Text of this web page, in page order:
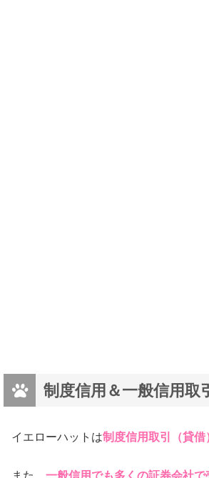
制度信用＆一般信用取
イエローハットは制度信用取引（貸借